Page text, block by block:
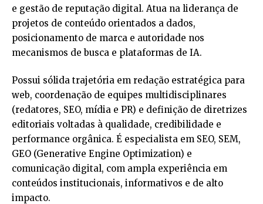
e gestão de reputação digital. Atua na liderança de
projetos de conteúdo orientados a dados,
posicionamento de marca e autoridade nos
mecanismos de busca e plataformas de IA.
Possui sólida trajetória em redação estratégica para
web, coordenação de equipes multidisciplinares
(redatores, SEO, mídia e PR) e definição de diretrizes
editoriais voltadas à qualidade, credibilidade e
performance orgânica. É especialista em SEO, SEM,
GEO (Generative Engine Optimization) e
comunicação digital, com ampla experiência em
conteúdos institucionais, informativos e de alto
impacto.